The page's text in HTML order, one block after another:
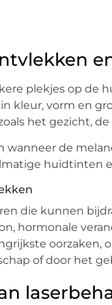
plekjes op de
kleur, vorm en
het gezicht,
de
huidtinten
die kunnen
hormonale
of door het